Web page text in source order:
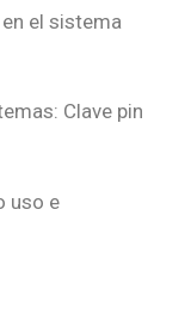
el sistema
Clave pin
uso e